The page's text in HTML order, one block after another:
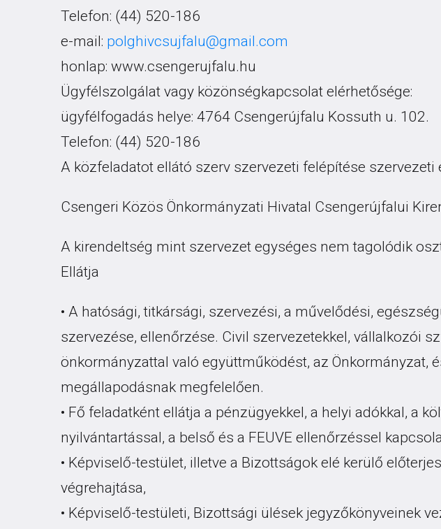
Telefon: (44) 520-186
e-mail: polghivcsujfalu@gmail.com
honlap: www.csengerujfalu.hu
Ügyfélszolgálat vagy közönségkapcsolat elérhetősége:
ügyfélfogadás helye: 4764 Csengerújfalu Kossuth u. 102.
Telefon: (44) 520-186
A közfeladatot ellátó szerv szervezeti felépítése
Csengeri Közös Önkormányzati Hivatal Csengerújfalui
A kirendeltség mint szervezet egységes nem tagolódik
Ellátja
• A hatósági, titkársági, szervezési, a művelődési,
szervezése, ellenőrzése. Civil szervezetekkel, vállalkozói
önkormányzattal való együttműködést, az
megállapodásnak megfelelően.
• Fő feladatként ellátja a pénzügyekkel, a helyi adókkal, a
nyilvántartással, a belső és a FEUVE ellenőrzéssel
• Képviselő-testület, illetve a Bizottságok elé kerülő
végrehajtása,
• Képviselő-testületi, Bizottsági ülések jegyzőkönyveinek